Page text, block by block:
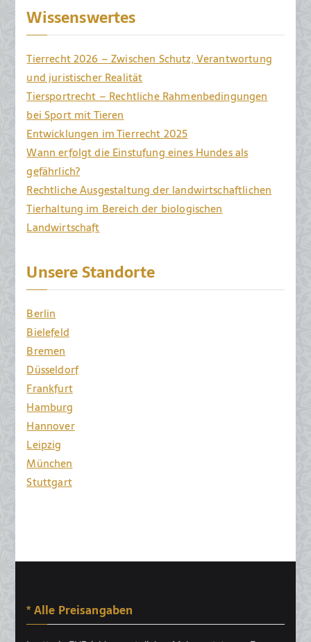
0
1
in
einem
befindet
Wissenswertes
Tierrecht 2026 – Zwischen Schutz, Verantwortung
und juristischer Realität
Tiersportrecht – Rechtliche Rahmenbedingungen
bei Sport mit Tieren
Entwicklungen im Tierrecht 2025
Wann erfolgt die Einstufung eines Hundes als
gefährlich?
Rechtliche Ausgestaltung der landwirtschaftlichen
Tierhaltung im Bereich der biologischen
Landwirtschaft
Unsere Standorte
Berlin
Bielefeld
Bremen
Düsseldorf
Frankfurt
Hamburg
Hannover
Leipzig
München
Stuttgart
* Alle Preisangaben